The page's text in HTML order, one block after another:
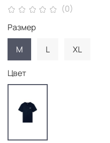
(0)
Размер
M
L XL
Цвет